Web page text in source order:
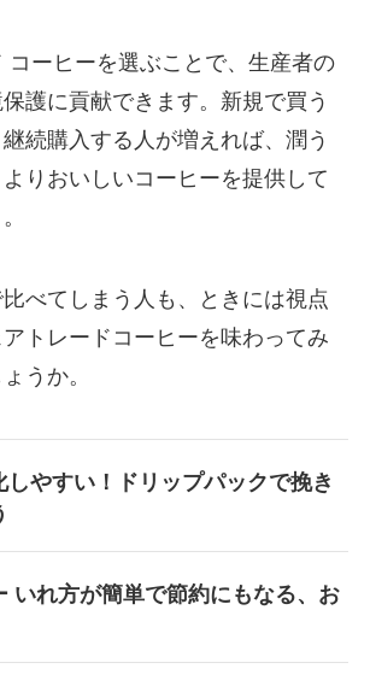
コーヒーを選ぶことで、生産者の
護に貢献できます。新規で買う
続購入する人が増えれば、潤う
りおいしいコーヒーを提供して
べてしまう人も、ときには視点
トレードコーヒーを味わってみ
うか。
しやすい！ドリップパックで挽き
いれ方が簡単で節約にもなる、お